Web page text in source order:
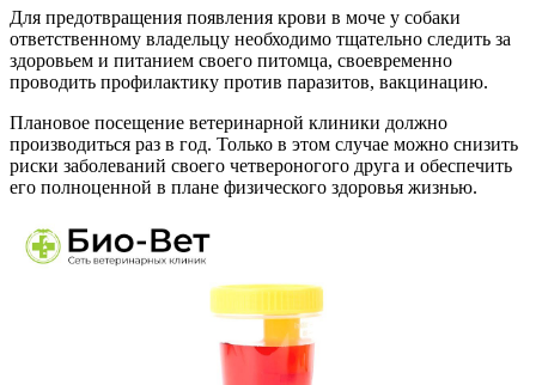
Для предотвращения появления крови в моче у собаки
ответственному владельцу необходимо тщательно следить за
здоровьем и питанием своего питомца, своевременно
проводить профилактику против паразитов, вакцинацию.
Плановое посещение ветеринарной клиники должно
производиться раз в год. Только в этом случае можно снизить
риски заболеваний своего четвероногого друга и обеспечить
его полноценной в плане физического здоровья жизнью.